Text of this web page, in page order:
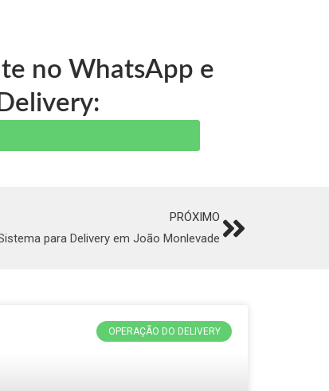
no WhatsApp e
PRÓXIMO
para Delivery em João Monlevade Next
OPERAÇÃO DO DELIVERY